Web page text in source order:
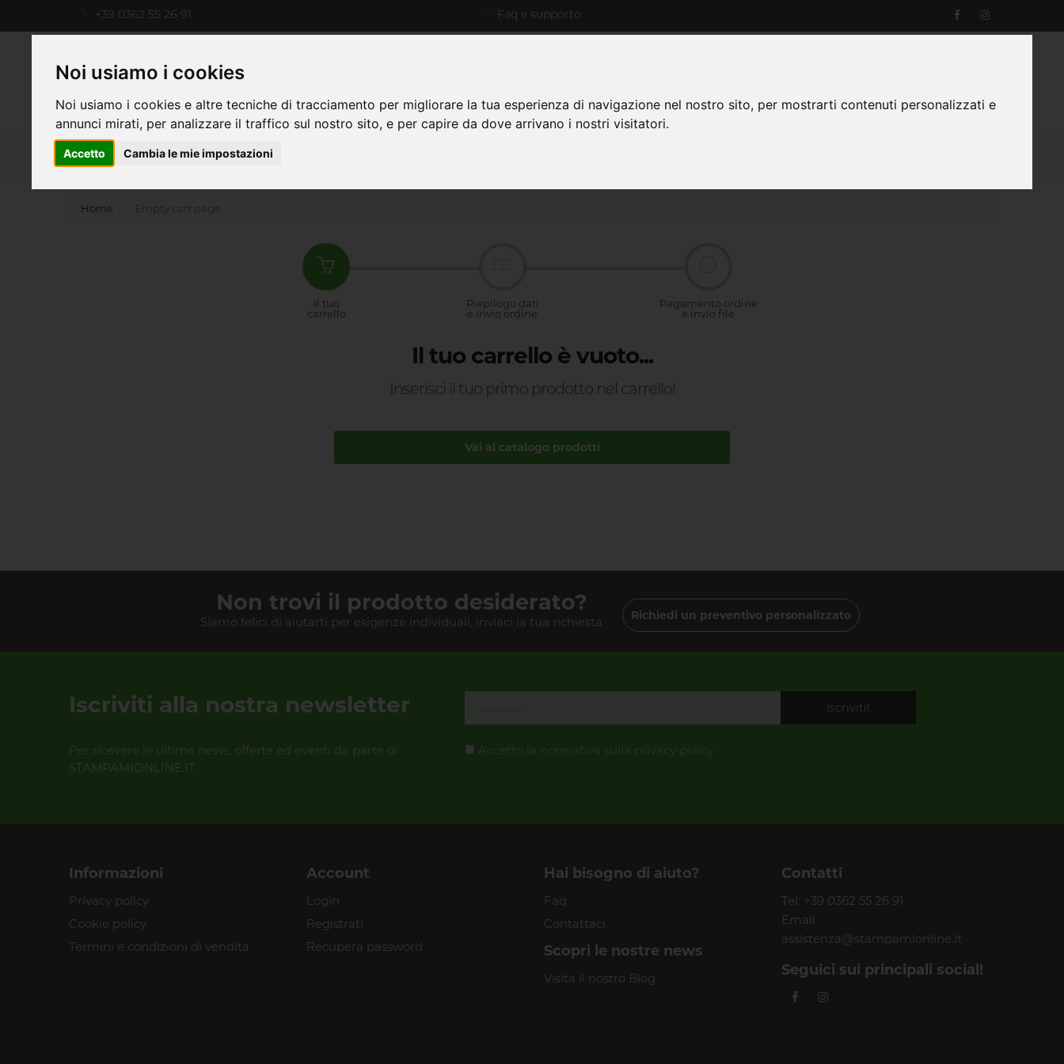
Noi usiamo i cookies
Noi usiamo i cookies e altre tecniche di tracciamento per migliorare la tua esperienza di navigazione nel nostro sito, per mostrarti contenuti personalizzati e
annunci mirati, per analizzare il traffico sul nostro sito, e per capire da dove arrivano i nostri visitatori.
Accetto Cambia le mie impostazioni
+39 0362 55 26 91 Faq e supporto
Home Empty cart page
Il tuo
carrello
Riepilogo dati
e invio ordine
Pagamento ordine
e invio file
Il tuo carrello è vuoto...
Inserisci il tuo primo prodotto nel carrello!
Vai al catalogo prodotti
Non trovi il prodotto desiderato?
Siamo felici di aiutarti per esigenze individuali, inviaci la tua richiesta Richiedi un preventivo personalizzato
Iscriviti alla nostra newsletter
Per ricevere le ultime news, offerte ed eventi da parte di
STAMPAMIONLINE.IT.
Iscriviti!
Accetto la normativa sulla privacy policy
Informazioni
Privacy policy
Cookie policy
Termini e condizioni di vendita
Account
Login
Registrati
Recupera password
Hai bisogno di aiuto?
Faq
Contattaci
Scopri le nostre news
Visita il nostro Blog
Contatti
Tel: +39 0362 55 26 91
Email:
assistenza@stampamionline.it
Seguici sui principali social!